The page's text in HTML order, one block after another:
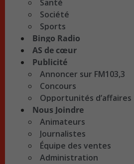
Santé
Société
Sports
Bingo Radio
AS de cœur
Publicité
Annoncer sur FM103,3
Concours
Opportunités d’affaires
Nous Joindre
Animateurs
Journalistes
Équipe des ventes
Administration